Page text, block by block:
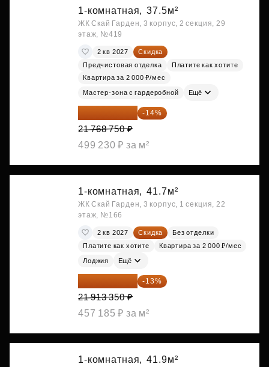
1-комнатная, 37.5м²
ЖК Скай Гарден, 3 корпус, 2 секция, 29
этаж, №419
2 кв 2027
Скидка
Предчистовая отделка
Платите как хотите
Квартира за 2 000 ₽/мес
Мастер-зона с гардеробной Ещё
18 721 125 ₽ -14%
21 768 750 ₽
499 230 ₽ за м²
1-комнатная, 41.7м²
ЖК Скай Гарден, 3 корпус, 1 секция, 22
этаж, №166
2 кв 2027 Скидка
Без отделки
Платите как хотите
Квартира за 2 000 ₽/мес
Лоджия Ещё
19 064 615 ₽ -13%
21 913 350 ₽
457 185 ₽ за м²
1-комнатная, 41.9м²